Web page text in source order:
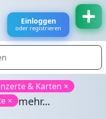
Einloggen
oder registrieren
& Karten ×
× mehr...